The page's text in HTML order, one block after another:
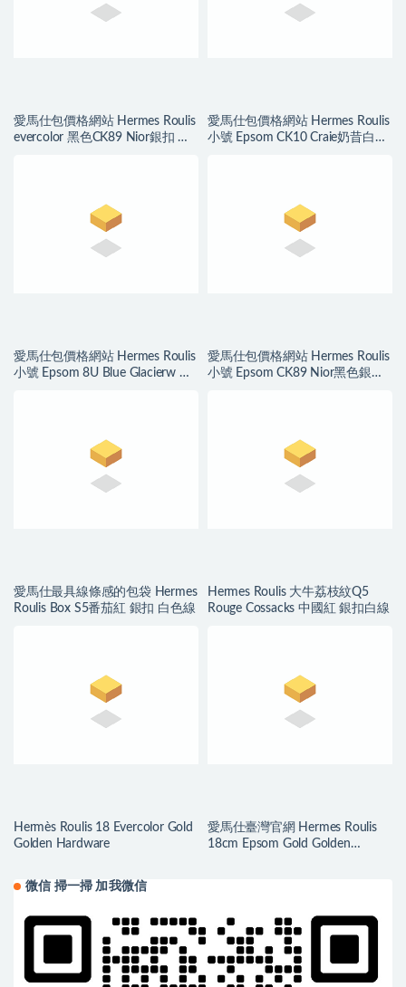
愛馬仕包價格網站 Hermes Roulis
evercolor 黑色CK89 Nior銀扣 帥
愛馬仕包價格網站 Hermes Roulis
小號 Epsom CK10 Craie奶昔白色
愛馬仕包價格網站 Hermes Roulis
小號 Epsom 8U Blue Glacierw 冰
愛馬仕包價格網站 Hermes Roulis
小號 Epsom CK89 Nior黑色銀扣
愛馬仕最具線條感的包袋 Hermes
Roulis Box S5番茄紅 銀扣 白色線
Hermes Roulis 大牛荔枝紋Q5
Rouge Cossacks 中國紅 銀扣白線
Hermès Roulis 18 Evercolor Gold
Golden Hardware
愛馬仕臺灣官網 Hermes Roulis
18cm Epsom Gold Golden
微信 掃一掃 加我微信